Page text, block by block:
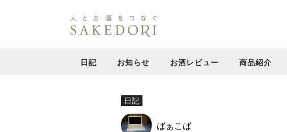
日記 お知らせ お酒レビュー 商品紹介
日記
ばぁこば